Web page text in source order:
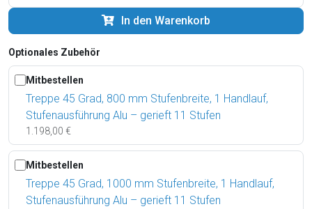
In den Warenkorb
Optionales Zubehör
Mitbestellen
Treppe 45 Grad, 800 mm Stufenbreite, 1 Handlauf,
Stufenausführung Alu – gerieft 11 Stufen
1.198,00 €
Mitbestellen
Treppe 45 Grad, 1000 mm Stufenbreite, 1 Handlauf,
Stufenausführung Alu – gerieft 11 Stufen